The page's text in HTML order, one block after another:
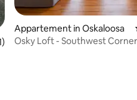
beoordeling van 4,97 op 5, 61
Appartement in Oskaloosa
Osky Loft - Southwest